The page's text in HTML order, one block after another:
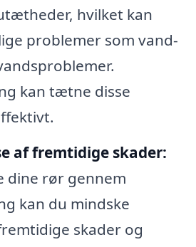
hvilket kan
problemer som vand-
kan tætne disse
af fremtidige skader:
dine rør gennem
kan du mindske
skader og